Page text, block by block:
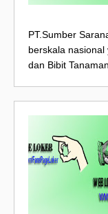
PT.Sumber
berskala
dan Bibit